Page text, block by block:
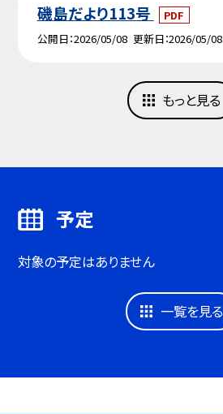
磯島だより113号
PDF
公開日 2026/05/08 更新日 2026/05/08
もっと見る
予定
対象の予定はありません
一覧を見る